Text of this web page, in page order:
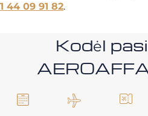
1 44 09 91 82.
Kodėl